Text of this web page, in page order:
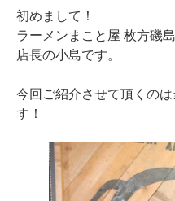
初めまして！
ラーメンまこと屋 枚方磯
店長の小島です。
今回ご紹介させて頂くの
す！